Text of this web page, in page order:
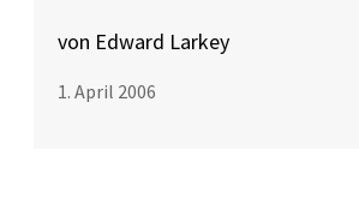
von Edward Larkey
1. April 2006